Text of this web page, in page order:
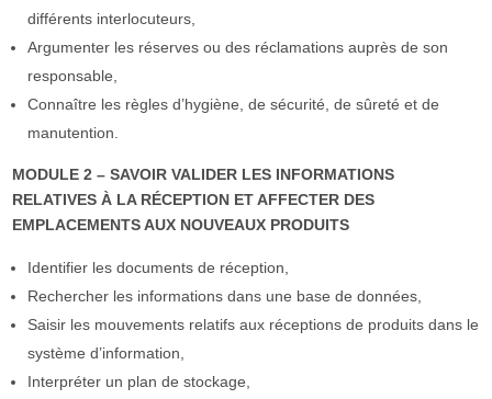
différents interlocuteurs,
Argumenter les réserves ou des réclamations auprès de son
responsable,
Connaître les règles d’hygiène, de sécurité, de sûreté et de
manutention.
MODULE 2 – SAVOIR VALIDER LES INFORMATIONS
RELATIVES À LA RÉCEPTION ET AFFECTER DES
EMPLACEMENTS AUX NOUVEAUX PRODUITS
Identifier les documents de réception,
Rechercher les informations dans une base de données,
Saisir les mouvements relatifs aux réceptions de produits dans le
système d’information,
Interpréter un plan de stockage,